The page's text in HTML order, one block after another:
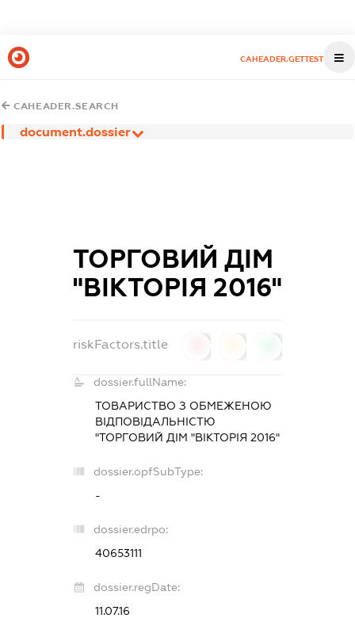
CAHEADER.GETTEST
CAHEADER.SEARCH
document.dossier
ТОРГОВИЙ ДІМ
"ВІКТОРІЯ 2016"
riskFactors.title
dossier.fullName:
ТОВАРИСТВО З ОБМЕЖЕНОЮ
ВІДПОВІДАЛЬНІСТЮ
"ТОРГОВИЙ ДІМ "ВІКТОРІЯ 2016"
dossier.opfSubType:
-
dossier.edrpo:
40653111
dossier.regDate:
11.07.16